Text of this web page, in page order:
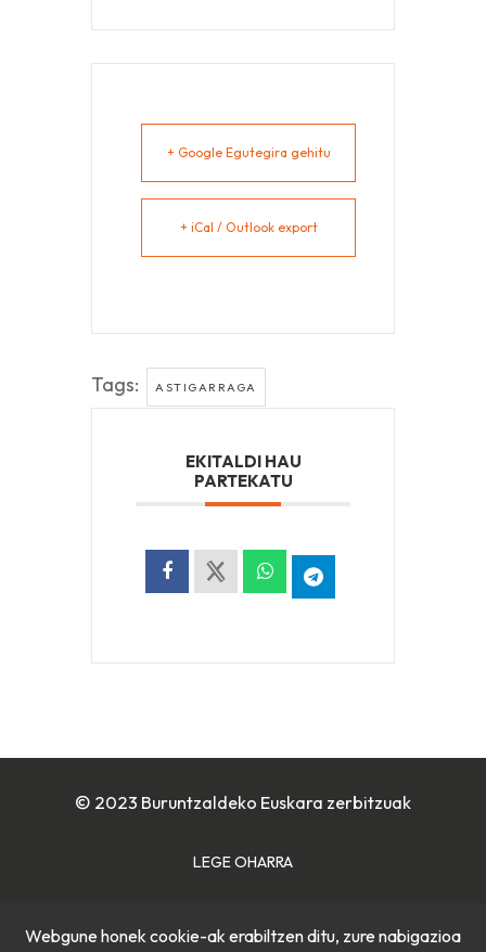
+ Google Egutegira gehitu
+ iCal / Outlook export
Tags: ASTIGARRAGA
EKITALDI HAU
PARTEKATU
© 2023 Buruntzaldeko Euskara zerbitzuak
LEGE OHARRA
Webgune honek cookie-ak erabiltzen ditu, zure nabigazioa